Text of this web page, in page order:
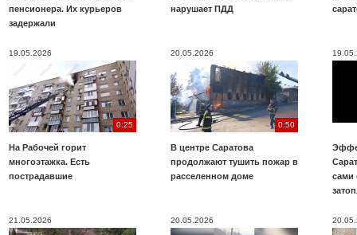
пенсионера. Их курьеров
задержали
нарушает ПДД
19.05.2026
0:25
На Рабочей горит
многоэтажка. Есть
пострадавшие
20.05.2026
0:50
В центре Саратова
продолжают тушить пожар в
расселенном доме
сами
21.05.2026 20.05.2026